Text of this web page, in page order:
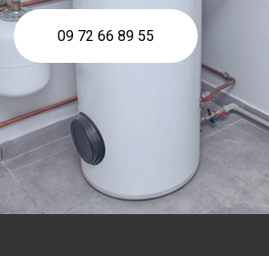
09 72 66 89 55